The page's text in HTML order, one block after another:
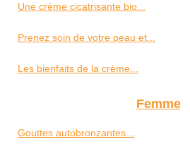
Une crème cicatrisante bio...
Prenez soin de votre peau et...
Les bienfaits de la crème...
Femme
Gouttes autobronzantes...